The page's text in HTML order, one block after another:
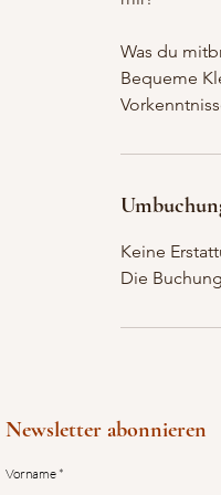
Was du
Bequeme
Keine
Die
Newsletter abonnieren
Vorname